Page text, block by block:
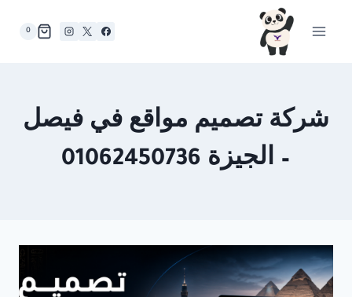
0
شركة تصميم مواقع في فيصل
– الجيزة 01062450736